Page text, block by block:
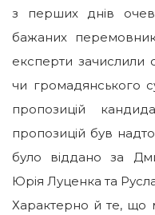
з перших днів
бажаних
експерти зачислили
чи громадянського
пропозицій
пропозицій був
було віддано за
Юрія Луценка та
Характерно й те, що